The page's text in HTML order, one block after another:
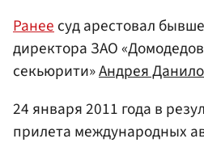
Ранеесуд арестовал
директора ЗАО
секьюрити»Андрея
24 января 2011 года в
прилета международных